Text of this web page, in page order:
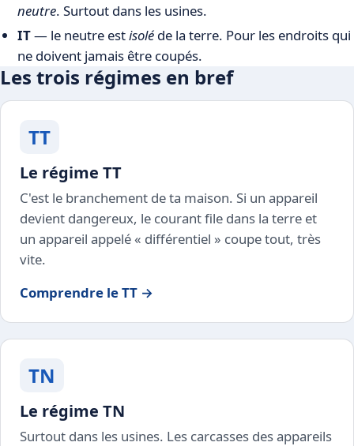
neutre. Surtout dans les usines.
IT— le neutre estisolé de la terre. Pour les endroits qui
ne doivent jamais être coupés.
Les trois régimes en bref
TT
Le régime TT
C'est le branchement de ta maison. Si un appareil
devient dangereux, le courant file dans la terre et
un appareil appelé « différentiel » coupe tout, très
vite.
Comprendre le TT →
TN
Le régime TN
Surtout dans les usines. Les carcasses des appareils